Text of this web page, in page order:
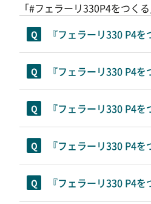
「#フェラーリ330P4をつく
『フェラーリ330 P4
『フェラーリ330 P4
『フェラーリ330 P4
『フェラーリ330 P4
『フェラーリ330 P4